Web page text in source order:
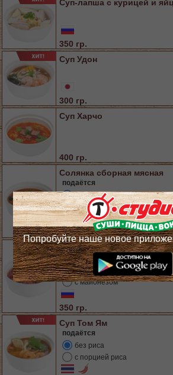
Суп-лапша с курицей и
350 гр.
Суп Удон
300 гр.
Суп Харчо
400 гр.
Солянка сборная мясная
подаётся
со сметаной
с майонезом
300 гр.
Борщ
подаётся
со сметаной
с майонезом
350 гр.
Суп Том Ям
подаётся
без риса
с порцией риса
Попробуйте наше новое